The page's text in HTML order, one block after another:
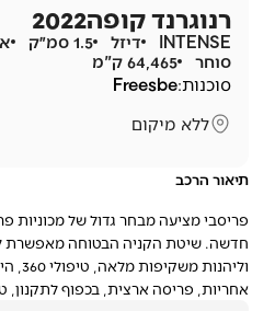
רנוגרנד קופה2022
INTENSE דיזל 1.5 סמ״ק
סוחר
64,465 ק"מ
סוכנות:Freesbe
ללא מיקום
תיאור הרכב
פריסבי מציעה מבחר גדול של מכוניות
חדשה. שיטת הקניה הבטוחה מאפשרת לך
וליהנות
אחריות, פריסה ארצית, בכפוף לתקנון,